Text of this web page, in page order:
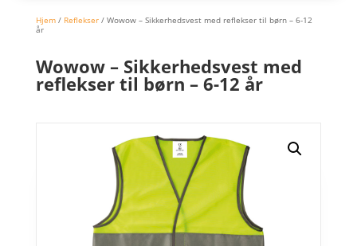
Hjem/ Reflekser/ Wowow – Sikkerhedsvest med reflekser til børn – 6-12
år
Wowow – Sikkerhedsvest med
reflekser til børn – 6-12 år